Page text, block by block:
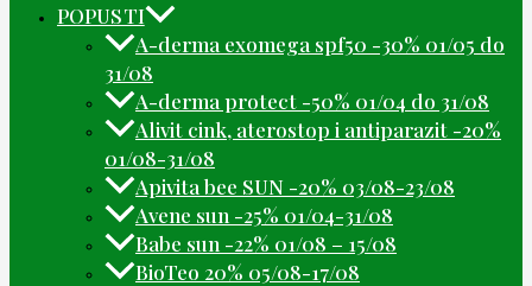
POPUSTI
A-derma exomega spf50 -30% 01/05 do
31/08
A-derma protect -50% 01/04 do 31/08
Alivit cink, aterostop i antiparazit -20%
01/08-31/08
Apivita bee SUN -20% 03/08-23/08
Avene sun -25% 01/04-31/08
Babe sun -22% 01/08 – 15/08
BioTeo 20% 05/08-17/08